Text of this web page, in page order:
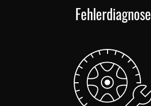
Fehlerdiagnose